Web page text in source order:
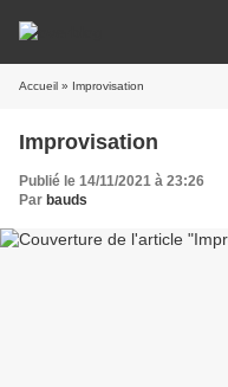
Accueil » Improvisation
Improvisation
Publié le 14/11/2021 à 23:26
Par bauds